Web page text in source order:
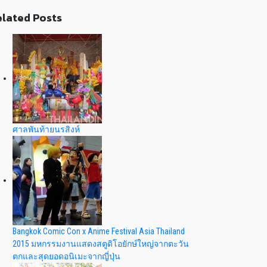
Posts
ศาลพันท้ายนรสิงห์
Bangkok Comic Con x Anime Festival Asia Thailand
2015 มหกรรมงานแสดงสตูดิโอยักษ์ใหญ่จากตะวัน
ตกและสุดยอดอนิเมะจากญี่ปุ่น